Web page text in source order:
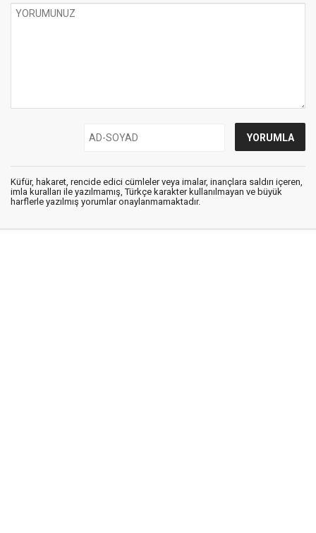
Küfür, hakaret, rencide edici cümleler veya imalar, inançlara saldırı içeren,
imla kuralları ile yazılmamış, Türkçe karakter kullanılmayan ve büyük
harflerle yazılmış yorumlar onaylanmamaktadır.